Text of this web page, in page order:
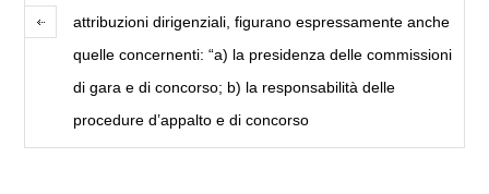
attribuzioni dirigenziali, figurano espressamente anche
quelle concernenti: “a) la presidenza delle commissioni
di gara e di concorso; b) la responsabilità delle
procedure d’appalto e di concorso